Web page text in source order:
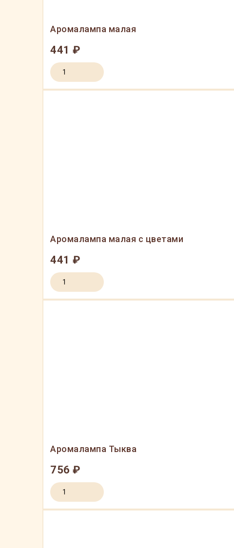
Аромалампа малая
441 ₽
Аромалампа малая с цветами
441 ₽
Аромалампа Тыква
756 ₽